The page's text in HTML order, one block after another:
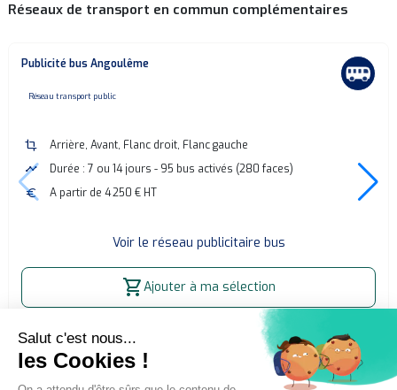
Réseaux de transport en commun complémentaires
Publicité bus Angoulême
none
Réseau transport public
crop
Arrière, Avant, Flanc droit, Flanc gauche
timeline
Durée : 7 ou 14 jours - 95 bus activés (280 faces)
euro
A partir de 4 250 € HT
Voir le réseau publicitaire bus
shopping_cartAjouter à ma sélection
Accueil
Affichage publicitaire extérieur (OOH)
Publicité bus Montpellier